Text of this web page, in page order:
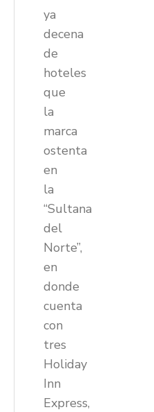
ya
decena
de
hoteles
que
la
marca
ostenta
en
la
“Sultana
del
Norte”,
en
donde
cuenta
con
tres
Holiday
Inn
Express,